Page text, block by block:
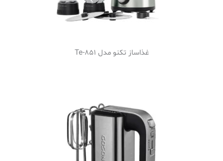
غذاساز تکنو مدل Te-851